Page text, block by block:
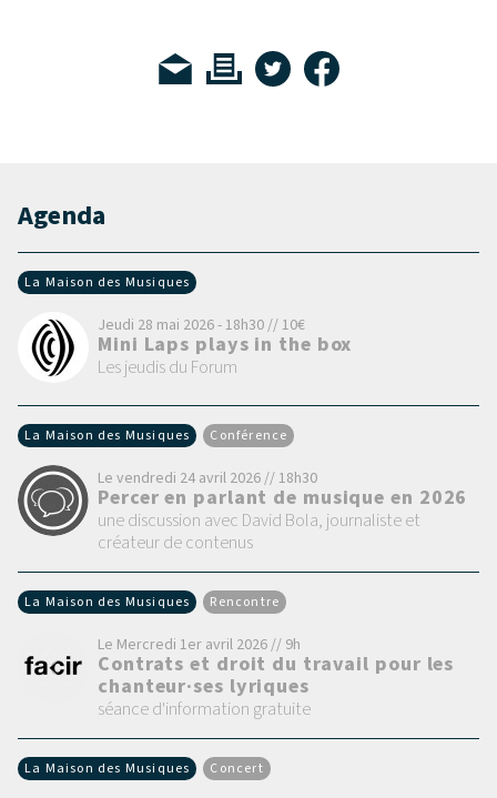
Agenda
La Maison des Musiques
Jeudi 28 mai 2026 - 18h30 // 10€
Mini Laps plays in the box
Les jeudis du Forum
La Maison des Musiques Conférence
Le vendredi 24 avril 2026 // 18h30
Percer en parlant de musique en 2026
une discussion avec David Bola, journaliste et
créateur de contenus
La Maison des Musiques Rencontre
Le Mercredi 1er avril 2026 // 9h
Contrats et droit du travail pour les
chanteur·ses lyriques
séance d'information gratuite
La Maison des Musiques Concert